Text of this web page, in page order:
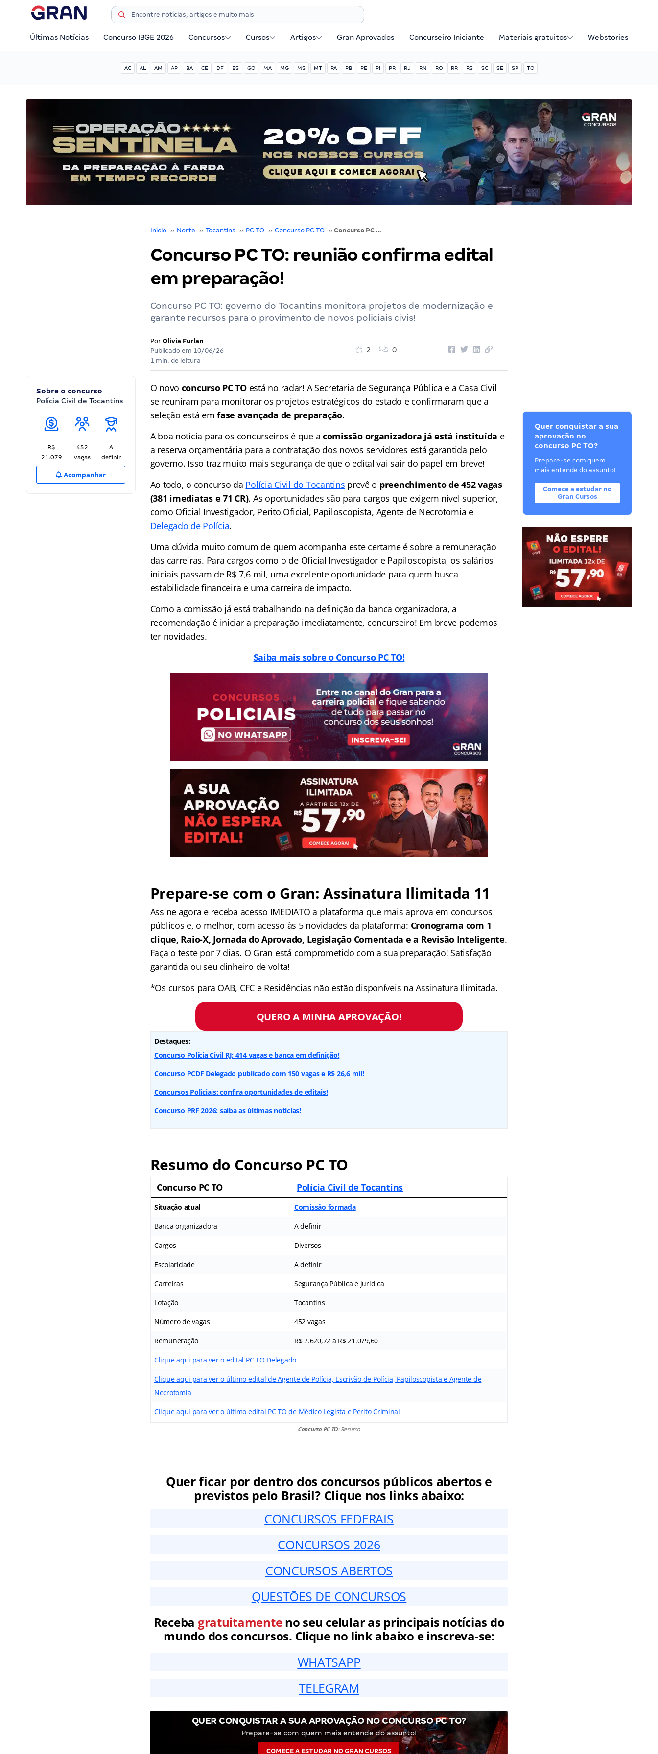
Últimas Notícias Concurso IBGE 2026 Concursos Cursos Artigos Gran Aprovados Concurseiro Iniciante Materiais gratuitos Webstories
AC AL AM AP BA CE DF ES GO MA MG MS MT PA PB PE PI PR RJ RN RO RR RS SC SE SP TO
Início ›› Norte ›› Tocantins ›› PC TO ›› Concurso PC TO ›› Concurso PC TO: reunião confirma edital em preparação!
Concurso PC TO: reunião confirma edital
em preparação!
Concurso PC TO: governo do Tocantins monitora projetos de modernização e
garante recursos para o provimento de novos policiais civis!
Por Olivia Furlan
Publicado em 10/06/26
1 min. de leitura
2 0
Sobre o concurso
Polícia Civil de Tocantins
R$
21.079
452
vagas
A
definir
Acompanhar
O novo concurso PC TOestá no radar! A Secretaria de Segurança Pública e a Casa Civil
se reuniram para monitorar os projetos estratégicos do estado e confirmaram que a
seleção está emfase avançada de preparação.
A boa notícia para os concurseiros é que a comissão organizadora já está instituída e
a reserva orçamentária para a contratação dos novos servidores está garantida pelo
governo. Isso traz muito mais segurança de que o edital vai sair do papel em breve!
Ao todo, o concurso da Polícia Civil do Tocantins prevê o preenchimento de 452 vagas
(381 imediatas e 71 CR). As oportunidades são para cargos que exigem nível superior,
como Oficial Investigador, Perito Oficial, Papiloscopista, Agente de Necrotomia e
Delegado de Polícia.
Uma dúvida muito comum de quem acompanha este certame é sobre a remuneração
das carreiras. Para cargos como o de Oficial Investigador e Papiloscopista, os salários
iniciais passam de R$ 7,6 mil, uma excelente oportunidade para quem busca
estabilidade financeira e uma carreira de impacto.
Como a comissão já está trabalhando na definição da banca organizadora, a
recomendação é iniciar a preparação imediatamente, concurseiro! Em breve podemos
ter novidades.
Saiba mais sobre o Concurso PC TO!
Prepare-se com o Gran: Assinatura Ilimitada 11
Assine agora e receba acesso IMEDIATO a plataforma que mais aprova em concursos
públicos e, o melhor, com acesso às 5 novidades da plataforma: Cronograma com 1
clique, Raio-X, Jornada do Aprovado, Legislação Comentada e a Revisão Inteligente.
Faça o teste por 7 dias. O Gran está comprometido com a sua preparação! Satisfação
garantida ou seu dinheiro de volta!
*Os cursos para OAB, CFC e Residências não estão disponíveis na Assinatura Ilimitada.
QUERO A MINHA APROVAÇÃO!
Destaques:
Concurso Polícia Civil RJ: 414 vagas e banca em definição!
Concurso PCDF Delegado publicado com 150 vagas e R$ 26,6 mil!
Concursos Policiais: confira oportunidades de editais!
Concurso PRF 2026: saiba as últimas notícias!
Resumo do Concurso PC TO
Concurso PC TO Polícia Civil de Tocantins
Situação atual Comissão formada
Banca organizadora A definir
Cargos Diversos
Escolaridade A definir
Carreiras Segurança Pública e jurídica
Lotação Tocantins
Número de vagas 452 vagas
Remuneração R$ 7.620,72 a R$ 21.079,60
Clique aqui para ver o edital PC TO Delegado
Clique aqui para ver o último edital de Agente de Polícia, Escrivão de Polícia, Papiloscopista e Agente de
Necrotomia
Clique aqui para ver o último edital PC TO de Médico Legista e Perito Criminal
Concurso PC TO: Resumo
Quer ficar por dentro dos concursos públicos abertos e
previstos pelo Brasil? Clique nos links abaixo:
CONCURSOS FEDERAIS
CONCURSOS 2026
CONCURSOS ABERTOS
QUESTÕES DE CONCURSOS
Receba gratuitamenteno seu celular as principais notícias do
mundo dos concursos. Clique no link abaixo e inscreva-se:
WHATSAPP
TELEGRAM
QUER CONQUISTAR A SUA APROVAÇÃO NO CONCURSO PC TO?
Prepare-se com quem mais entende do assunto!
COMECE A ESTUDAR NO GRAN CURSOS
Quer conquistar a sua
aprovação no
concurso PC TO?
Prepare-se com quem
mais entende do assunto!
Comece a estudar no
Gran Cursos